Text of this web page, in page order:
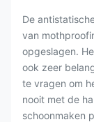
De
van
opgeslagen.
ook zeer
te vragen om
nooit met de
schoonmaken